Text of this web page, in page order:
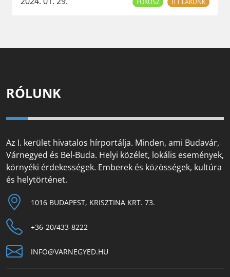
FÓKUSZ ITT LAKUNK
RÓLUNK
Az I. kerület hivatalos hírportálja. Minden, ami Budavár,
Várnegyed és Bel-Buda. Helyi közélet, lokális események,
környéki érdekességek. Emberek és közösségek, kultúra
és helytörténet.
1016 BUDAPEST, KRISZTINA KRT. 73.
+36-20/433-8222
INFO@VARNEGYED.HU